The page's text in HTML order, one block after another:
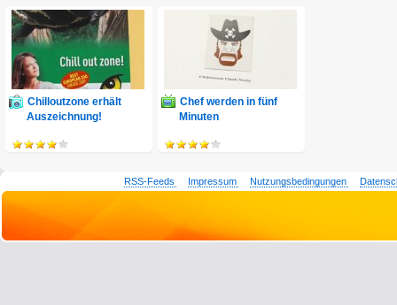
Chilloutzone erhält
Auszeichnung!
Chef werden in fünf
Minuten
RSS-Feeds Impressum Nutzungsbedingungen